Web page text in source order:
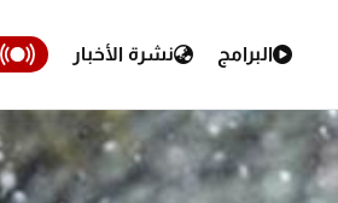
البرامج نشرة الأخبار